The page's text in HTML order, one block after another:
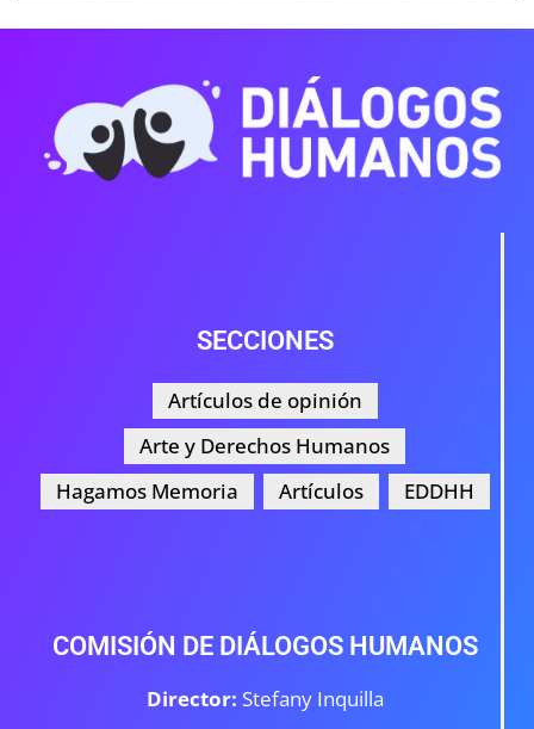
SECCIONES
Artículos de opinión
Arte y Derechos Humanos
Hagamos Memoria
Artículos EDDHH
COMISIÓN DE DIÁLOGOS HUMANOS
Director: Stefany Inquilla